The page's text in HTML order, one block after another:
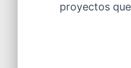
proyectos